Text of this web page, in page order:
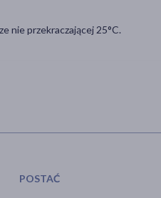
nie przekraczającej 25°C.
POSTAĆ